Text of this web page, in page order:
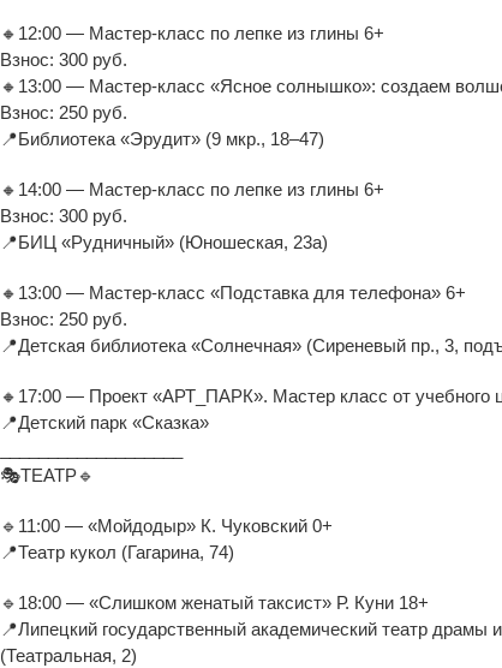
🔸12:00 — Мастер-класс по лепке из глины 6+
Взнос: 300 руб.
🔸13:00 — Мастер‑класс «Ясное солнышко»: создаем
Взнос: 250 руб.
📍Библиотека «Эрудит» (9 мкр., 18–47)
🔸14:00 — Мастер-класс по лепке из глины 6+
Взнос: 300 руб.
📍БИЦ «Рудничный» (Юношеская, 23а)
🔸13:00 — Мастер-класс «Подставка для телефона» 6+
Взнос: 250 руб.
📍Детская библиотека «Солнечная» (Сиреневый пр., 3,
🔸17:00 — Проект «АРТ_ПАРК». Мастер класс от учебного
📍Детский парк «Сказка»
🎭ТЕАТР🔹
🔹11:00 — «Мойдодыр» К. Чуковский 0+
📍Театр кукол (Гагарина, 74)
🔹18:00 — «Слишком женатый таксист» Р. Куни 18+
📍Липецкий государственный академический театр драмы
(Театральная, 2)